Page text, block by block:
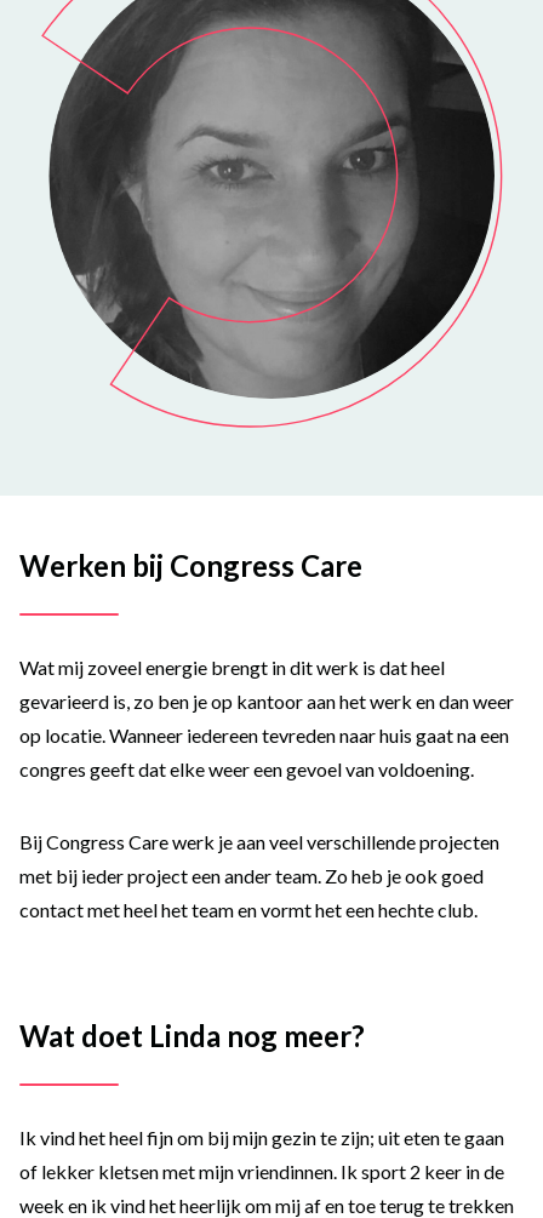
Werken bij Congress Care
Wat mij zoveel energie brengt in dit werk is dat heel
gevarieerd is, zo ben je op kantoor aan het werk en dan weer
op locatie.Wanneer iedereen tevreden naar huis gaat na een
congres geeft dat elke weer een gevoel van voldoening.
BijCongress Care werk jeaan veel verschillende projecten
met bij ieder project een ander team. Zo heb je ook goed
contact met heel het teamen vormt het een hechte club.
Wat doet Linda nog meer?
Ik vind het heel fijn om bij mijn gezin te zijn; uit eten te gaan
of lekker kletsen met mijn vriendinnen. Ik sport 2 keer in de
week en ik vind het heerlijk om mij af en toe terug te trekken